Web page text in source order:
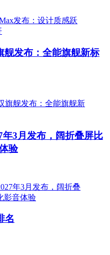
发布：全能旗舰新标
3月发布，阔折叠屏比
验
名